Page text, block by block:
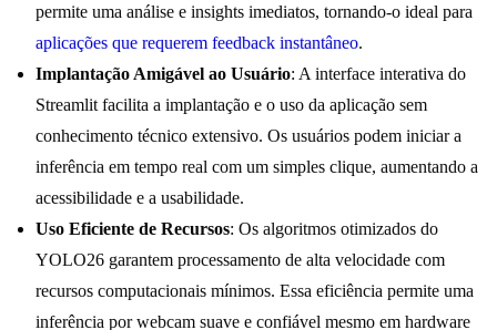
permite uma análise e insights imediatos, tornando-o ideal para
aplicações que requerem feedback instantâneo.
Implantação Amigável ao Usuário: A interface interativa do
Streamlit facilita a implantação e o uso da aplicação sem
conhecimento técnico extensivo. Os usuários podem iniciar a
inferência em tempo real com um simples clique, aumentando a
acessibilidade e a usabilidade.
Uso Eficiente de Recursos: Os algoritmos otimizados do
YOLO26 garantem processamento de alta velocidade com
recursos computacionais mínimos. Essa eficiência permite uma
inferência por webcam suave e confiável mesmo em hardware